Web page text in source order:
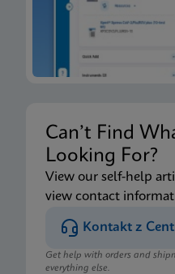
Can’t Find
Looking For?
View our self-help
view contact
Kontakt z
Get help with orders and
everything else.